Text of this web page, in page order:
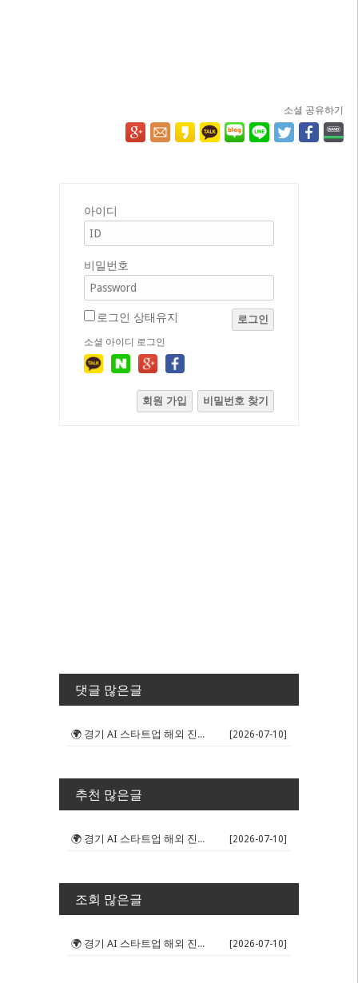
소셜 공유하기
아이디
비밀번호
로그인 상태유지 로그인
소셜 아이디 로그인
회원 가입 비밀번호 찾기
댓글 많은글
🌍 경기 AI 스타트업 해외 진출 판... [2026-07-10]
추천 많은글
🌍 경기 AI 스타트업 해외 진출 판... [2026-07-10]
조회 많은글
🌍 경기 AI 스타트업 해외 진출 판... [2026-07-10]